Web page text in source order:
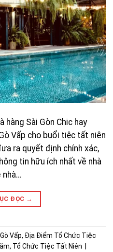
hàng Sài Gòn Chic hay
Vấp cho buổi tiệc tất niên
ra quyết định chính xác,
tin hữu ích nhất về nhà
nhà…
ĐỌC →
Vấp, Địa Điểm Tổ Chức Tiệc
, Tổ Chức Tiệc Tất Niên